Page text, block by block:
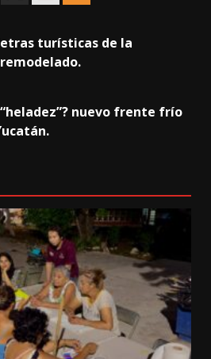
turísticas de la
nuevo frente frío